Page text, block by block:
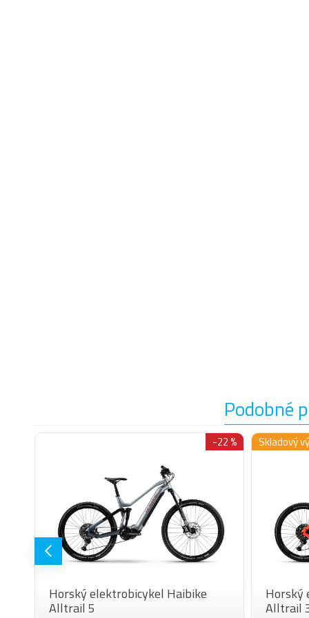
Podobné
-22 %
Horský elektrobicykel Haibike
Alltrail 5
Skladový
Horský
Alltrail